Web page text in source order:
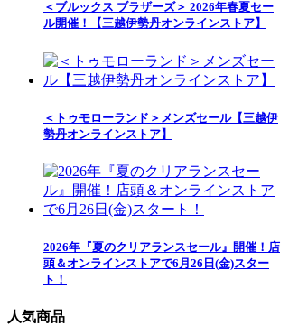
＜ブルックス ブラザーズ＞ 2026年春夏セー
ル開催！【三越伊勢丹オンラインストア】
＜トゥモローランド＞メンズセール【三越伊
勢丹オンラインストア】
2026年『夏のクリアランスセール』開催！店
頭＆オンラインストアで6月26日(金)スター
ト！
人気商品